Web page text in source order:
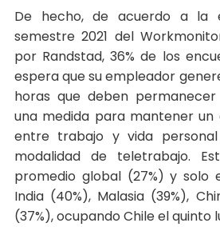
De hecho, de acuerdo a la
semestre 2021 del
por Randstad, 36% de los
espera que su empleador
horas que deben
una medida para mantener un
entre trabajo y vida
modalidad de teletrabajo.
promedio global (27%) y solo
India (40%), Malasia (39%),
(37%), ocupando Chile el quinto